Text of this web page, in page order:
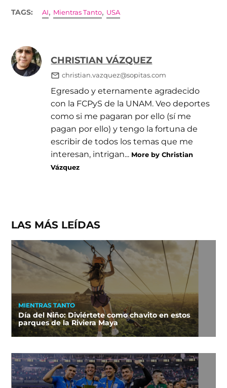
TAGS: AI, Mientras Tanto, USA
CHRISTIAN VÁZQUEZ
christian.vazquez@sopitas.com
Egresado y eternamente agradecido
con la FCPyS de la UNAM. Veo deportes
como si me pagaran por ello (sí me
pagan por ello) y tengo la fortuna de
escribir de todos los temas que me
interesan, intrigan... More by Christian
Vázquez
LAS MÁS LEÍDAS
MIENTRAS TANTO
Día del Niño: Diviértete como chavito en estos
parques de la Riviera Maya